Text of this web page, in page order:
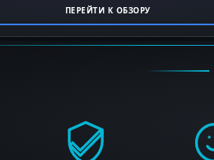
ПЕРЕЙТИ К ОБЗОРУ